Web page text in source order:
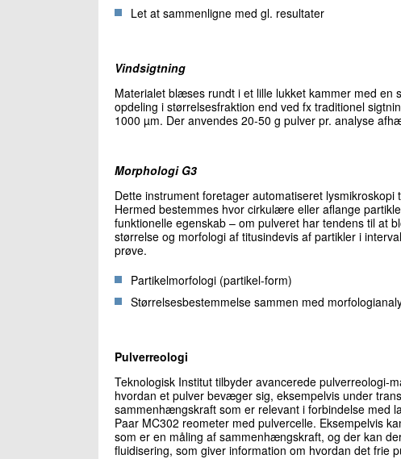
Let at sammenligne med gl. resultater
Vindsigtning
Materialet blæses rundt i et lille lukket kammer med
opdeling i størrelsesfraktion end ved fx traditionel
1000 µm. Der anvendes 20-50 g pulver pr. analyse
Morphologi G3
Dette instrument foretager automatiseret
Hermed bestemmes hvor cirkulære eller aflange
funktionelle egenskab – om pulveret har tendens til at
størrelse og morfologi af titusindevis af partikler i
prøve.
Partikelmorfologi (partikel-form)
Størrelsesbestemmelse sammen med
Pulverreologi
Teknologisk Institut tilbyder avancerede pulverreologi-
hvordan et pulver bevæger sig, eksempelvis under
sammenhængskraft som er relevant i forbindelse med
Paar MC302 reometer med pulvercelle. Eksempelvis
som er en måling af sammenhængskraft, og der kan
fluidisering, som giver information om hvordan det frie